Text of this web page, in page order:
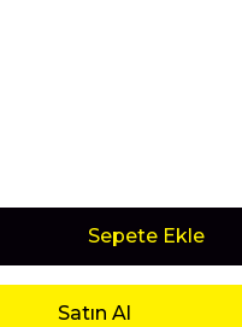
2026
Sepete Ekle
Satın Al